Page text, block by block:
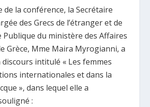
de la conférence, la Secrétaire
des Grecs de l’étranger et de
Publique du ministère des Affaires
Grèce, Mme Maira Myrogianni, a
intitulé « Les femmes
internationales et dans la
», dans lequel elle a
: